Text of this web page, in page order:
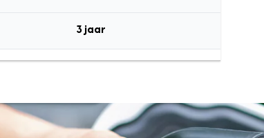
3 jaar